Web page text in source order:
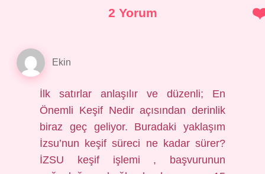
2 Yorum
Ekin
İlk satırlar anlaşılır ve düzenli; En
Önemli Keşif Nedir açısından derinlik
biraz geç geliyor. Buradaki yaklaşım
İzsu’nun keşif süreci ne kadar sürer?
İZSU keşif işlemi , başvurunun